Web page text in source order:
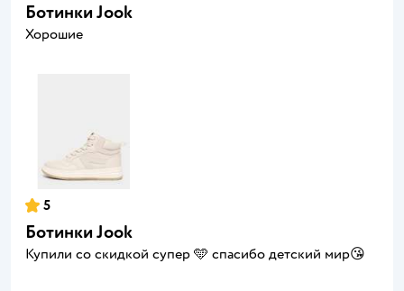
Ботинки Jook
Хорошие
5
Ботинки Jook
Купили со скидкой супер 🩵 спасибо детский мир😘